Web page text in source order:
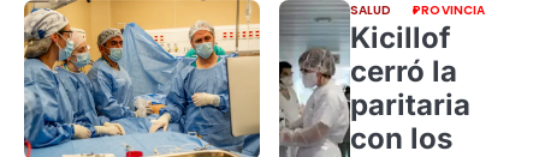
SALUD PROVINCIA
Kicillof
cerró la
paritaria
con los